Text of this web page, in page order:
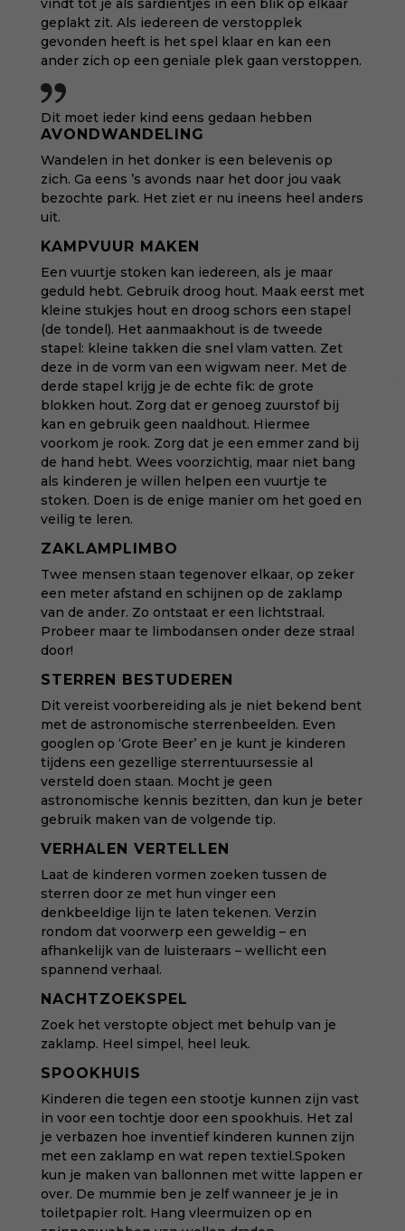
vindt tot je als sardientjes in een blik op elkaar
geplakt zit. Als iedereen de verstopplek
gevonden heeft is het spel klaar en kan een
ander zich op een geniale plek gaan verstoppen.
Dit moet ieder kind eens gedaan hebben
AVONDWANDELING
Wandelen in het donker is een belevenis op
zich. Ga eens ’s avonds naar het door jou vaak
bezochte park. Het ziet er nu ineens heel anders
uit.
KAMPVUUR MAKEN
Een vuurtje stoken kan iedereen, als je maar
geduld hebt. Gebruik droog hout. Maak eerst met
kleine stukjes hout en droog schors een stapel
(de tondel). Het aanmaakhout is de tweede
stapel: kleine takken die snel vlam vatten. Zet
deze in de vorm van een wigwam neer. Met de
derde stapel krijg je de echte fik: de grote
blokken hout. Zorg dat er genoeg zuurstof bij
kan en gebruik geen naaldhout. Hiermee
voorkom je rook. Zorg dat je een emmer zand bij
de hand hebt. Wees voorzichtig, maar niet bang
als kinderen je willen helpen een vuurtje te
stoken. Doen is de enige manier om het goed en
veilig te leren.
ZAKLAMPLIMBO
Twee mensen staan tegenover elkaar, op zeker
een meter afstand en schijnen op de zaklamp
van de ander. Zo ontstaat er een lichtstraal.
Probeer maar te limbodansen onder deze straal
door!
STERREN BESTUDEREN
Dit vereist voorbereiding als je niet bekend bent
met de astronomische sterrenbeelden. Even
googlen op ‘Grote Beer’ en je kunt je kinderen
tijdens een gezellige sterrentuursessie al
versteld doen staan. Mocht je geen
astronomische kennis bezitten, dan kun je beter
gebruik maken van de volgende tip.
VERHALEN VERTELLEN
Laat de kinderen vormen zoeken tussen de
sterren door ze met hun vinger een
denkbeeldige lijn te laten tekenen. Verzin
rondom dat voorwerp een geweldig – en
afhankelijk van de luisteraars – wellicht een
spannend verhaal.
NACHTZOEKSPEL
Zoek het verstopte object met behulp van je
zaklamp. Heel simpel, heel leuk.
SPOOKHUIS
Kinderen die tegen een stootje kunnen zijn vast
in voor een tochtje door een spookhuis. Het zal
je verbazen hoe inventief kinderen kunnen zijn
met een zaklamp en wat repen textiel.Spoken
kun je maken van ballonnen met witte lappen er
over. De mummie ben je zelf wanneer je je in
toiletpapier rolt. Hang vleermuizen op en